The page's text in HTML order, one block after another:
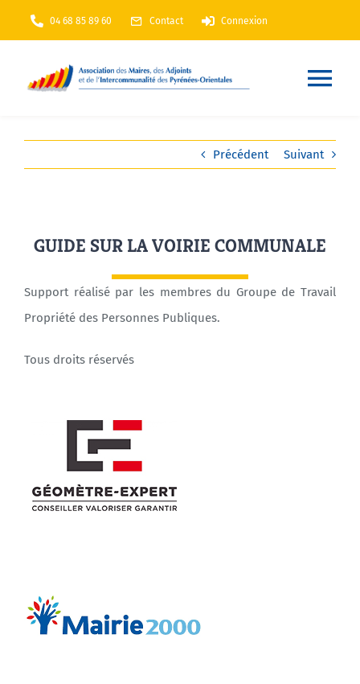
Passer
au
04 68 85 89 60 Contact Connexion
à
Accueil
Nos services
Nos actions
Annuaire En Maintenance
Municipales 2026
Précédent Suivant
GUIDE SUR LA VOIRIE COMMUNALE
Support réalisé par les membres du Groupe de Travail
Propriété des Personnes Publiques.
Tous droits réservés